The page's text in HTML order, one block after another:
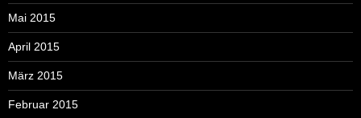
Mai 2015
April 2015
März 2015
Februar 2015